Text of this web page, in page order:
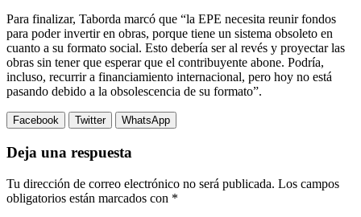
Para finalizar, Taborda marcó que “la EPE necesita reunir fondos
para poder invertir en obras, porque tiene un sistema obsoleto en
cuanto a su formato social. Esto debería ser al revés y proyectar las
obras sin tener que esperar que el contribuyente abone. Podría,
incluso, recurrir a financiamiento internacional, pero hoy no está
pasando debido a la obsolescencia de su formato”.
Facebook Twitter WhatsApp
Deja una respuesta
Tu dirección de correo electrónico no será publicada. Los campos
obligatorios están marcados con *